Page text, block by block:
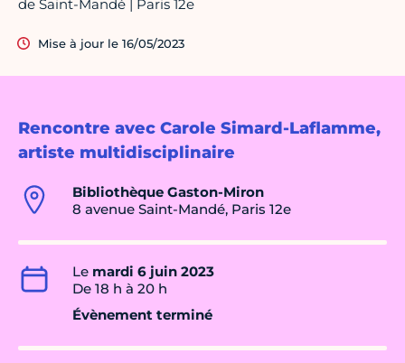
Rencontre avec Carole Simard-Laflamme,
artiste multidisciplinaire
Bibliothèque Gaston-Miron
8 avenue Saint-Mandé, Paris 12e
Le mardi 6 juin 2023
De 18 h à 20 h
Évènement terminé
de Saint-Mandé | Paris 12e
Mise à jour le 16/05/2023